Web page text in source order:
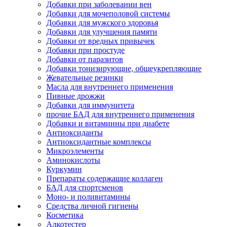
Добавки при заболевании вен
Добавки для мочеполовой системы
Добавки для мужского здоровья
Добавки для улучшения памяти
Добавки от вредных привычек
Добавки при простуде
Добавки от паразитов
Добавки тонизирующие, общеукрепляющие
Жевательные резинки
Масла для внутреннего применения
Пивные дрожжи
Добавки для иммунитета
прочие БАД для внутреннего применения
Добавки и витаминны при диабете
Антиоксиданты
Антиоксидантные комплексы
Микроэлементы
Аминокислоты
Куркумин
Препараты содержащие коллаген
БАД для спортсменов
Моно- и поливитамины
Средства личной гигиены
Косметика
Алкотестер